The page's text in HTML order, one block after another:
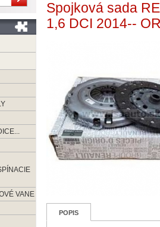
Spojková sada
1,6 DCI 2014--
POPIS
VANE